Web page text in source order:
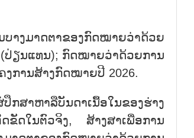
າງມາດຕາຂອງກົດໝາຍວ່າດ້ວຍ
ປ່ຽນແທນ); ກົດໝາຍວ່າດ້ວຍການ
ການສ້າງກົດໝາຍປີ 2026.
ສາຫາລືບັນດາເນື້ອໃນຂອງຮ່າງ
ດໃນຕົວຈິງ, ສ້າງສາເພື່ອການ